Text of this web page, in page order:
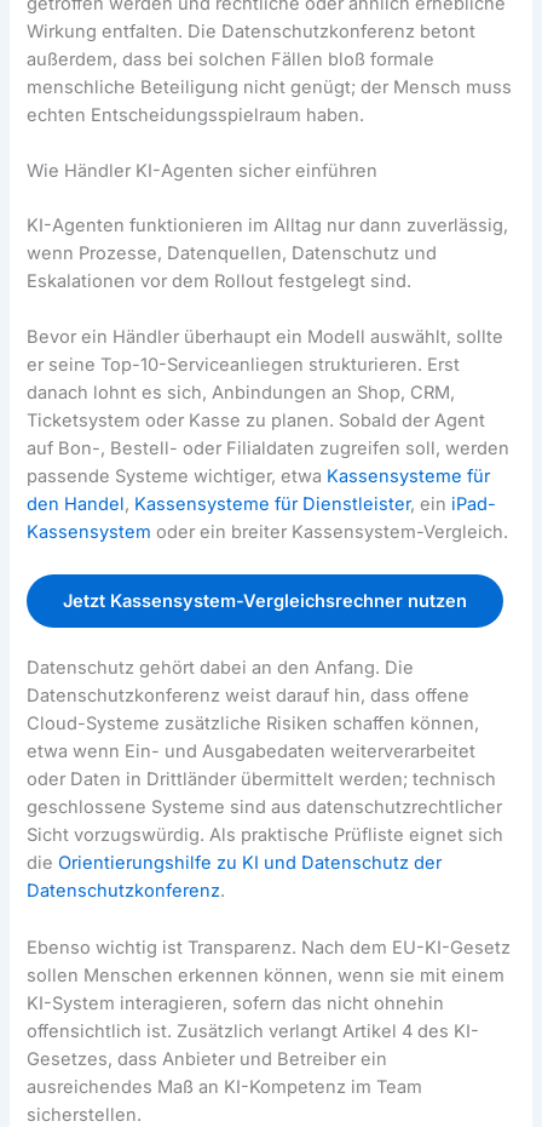
Wirkung entfalten. Die Datenschutzkonferenz betont
außerdem, dass bei solchen Fällen bloß formale
menschliche Beteiligung nicht genügt; der Mensch muss
echten Entscheidungsspielraum haben.
Wie Händler KI-Agenten sicher einführen
KI-Agenten funktionieren im Alltag nur dann zuverlässig,
wenn Prozesse, Datenquellen, Datenschutz und
Eskalationen vor dem Rollout festgelegt sind.
Bevor ein Händler überhaupt ein Modell auswählt, sollte
er seine Top-10-Serviceanliegen strukturieren. Erst
danach lohnt es sich, Anbindungen an Shop, CRM,
Ticketsystem oder Kasse zu planen. Sobald der Agent
auf Bon-, Bestell- oder Filialdaten zugreifen soll, werden
passende Systeme wichtiger, etwa Kassensysteme für
den Handel, Kassensysteme für Dienstleister, ein iPad-
Kassensystem oder ein breiter Kassensystem-Vergleich.
Jetzt Kassensystem-Vergleichsrechner nutzen
Datenschutz gehört dabei an den Anfang. Die
Datenschutzkonferenz weist darauf hin, dass offene
Cloud-Systeme zusätzliche Risiken schaffen können,
etwa wenn Ein- und Ausgabedaten weiterverarbeitet
oder Daten in Drittländer übermittelt werden; technisch
geschlossene Systeme sind aus datenschutzrechtlicher
Sicht vorzugswürdig. Als praktische Prüfliste eignet sich
dieOrientierungshilfe zu KI und Datenschutz der
Datenschutzkonferenz.
Ebenso wichtig ist Transparenz. Nach dem EU-KI-Gesetz
sollen Menschen erkennen können, wenn sie mit einem
KI-System interagieren, sofern das nicht ohnehin
offensichtlich ist. Zusätzlich verlangt Artikel 4 des KI-
Gesetzes, dass Anbieter und Betreiber ein
ausreichendes Maß an KI-Kompetenz im Team
sicherstellen.